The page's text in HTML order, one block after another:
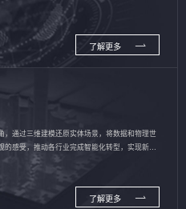
了解更多
通过三维建模还原实体场景，将数据和物理世
感受，推动各行业完成智能化转型，实现新旧
了解更多